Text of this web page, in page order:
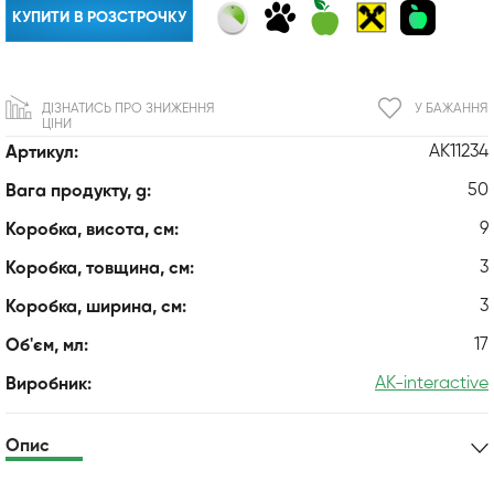
Артикул: AK11234
Вага продукту, g: 50
Коробка, висота, см: 9
Коробка, товщина, см: 3
Коробка, ширина, см: 3
Об'єм, мл: 17
Виробник: AK-interactive
КУПИТИ В РОЗСТРОЧКУ
У БАЖАННЯ
ДІЗНАТИСЬ ПРО ЗНИЖЕННЯ
ЦІНИ
Опис